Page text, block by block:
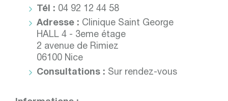
Tél : 04 92 12 44 58
Adresse : Clinique Saint George
HALL 4 - 3eme étage
2 avenue de Rimiez
06100 Nice
Consultations : Sur rendez-vous